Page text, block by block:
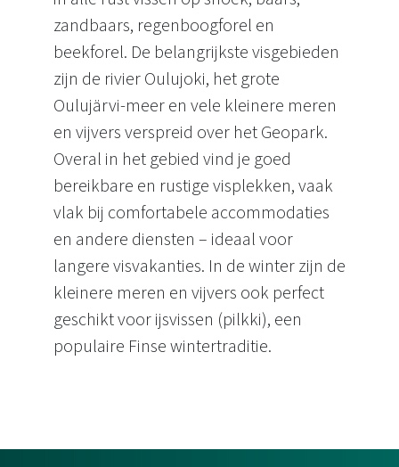
zandbaars, regenboogforel en
beekforel. De belangrijkste visgebieden
zijn de rivier Oulujoki, het grote
Oulujärvi-meer en vele kleinere meren
en vijvers verspreid over het Geopark.
Overal in het gebied vind je goed
bereikbare en rustige visplekken, vaak
vlak bij comfortabele accommodaties
en andere diensten – ideaal voor
langere visvakanties. In de winter zijn de
kleinere meren en vijvers ook perfect
geschikt voor ijsvissen (pilkki), een
populaire Finse wintertraditie.